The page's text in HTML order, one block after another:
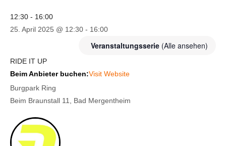
12:30 - 16:00
25. April 2025 @ 12:30 - 16:00
Veranstaltungsserie (Alle ansehen)
RIDE IT UP
Beim Anbieter buchen:Visit Website
Burgpark Ring
Beim Braunstall 11, Bad Mergentheim